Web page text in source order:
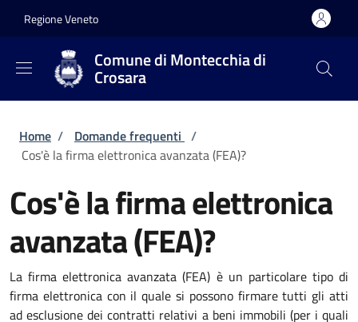
Regione Veneto
Comune di Montecchia di
Crosara
Briciole di pane
Home / Domande frequenti /
Cos'è la firma elettronica avanzata (FEA)?
Cos'è la firma elettronica
avanzata (FEA)?
La firma elettronica avanzata (FEA) è un particolare tipo di
firma elettronica con il quale si possono firmare tutti gli atti
ad esclusione dei contratti relativi a beni immobili (per i quali